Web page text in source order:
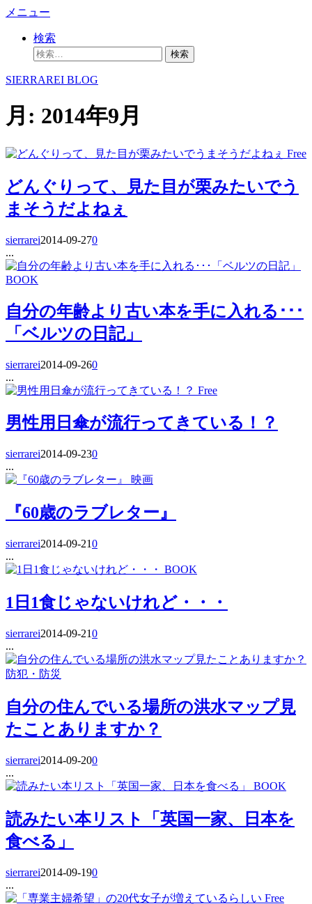
コ
へ
キ
ッ
メニュー
検索
検
SIERRAREI BLOG
月: 2014年9月
Free
どんぐりって、見た目が栗みたいでう
まそうだよねぇ
sierrarei2014-09-270
...
BOOK
自分の年齢より古い本を手に入れる･･･
「ベルツの日記」
sierrarei2014-09-260
...
Free
男性用日傘が流行ってきている！？
sierrarei2014-09-230
...
映画
『60歳のラブレター』
sierrarei2014-09-210
...
BOOK
1日1食じゃないけれど・・・
sierrarei2014-09-210
...
防犯・防災
自分の住んでいる場所の洪水マップ見
たことありますか？
sierrarei2014-09-200
...
BOOK
読みたい本リスト「英国一家、日本を
食べる」
sierrarei2014-09-190
...
Free